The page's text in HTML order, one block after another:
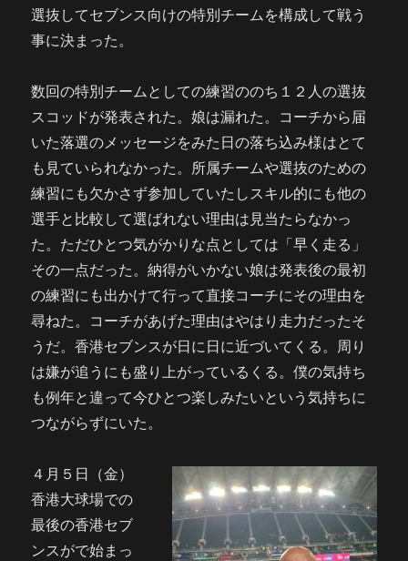
選抜してセブンス向けの特別チームを構成して戦う
事に決まった。
数回の特別チームとしての練習ののち１２人の選抜
スコッドが発表された。娘は漏れた。コーチから届
いた落選のメッセージをみた日の落ち込み様はとて
も見ていられなかった。所属チームや選抜のための
練習にも欠かさず参加していたしスキル的にも他の
選手と比較して選ばれない理由は見当たらなかっ
た。ただひとつ気がかりな点としては「早く走る」
その一点だった。納得がいかない娘は発表後の最初
の練習にも出かけて行って直接コーチにその理由を
尋ねた。コーチがあげた理由はやはり走力だったそ
うだ。香港セブンスが日に日に近づいてくる。周り
は嫌が追うにも盛り上がっているくる。僕の気持ち
も例年と違って今ひとつ楽しみたいという気持ちに
つながらずにいた。
４月５日（金）
香港大球場での
最後の香港セブ
ンスがで始まっ